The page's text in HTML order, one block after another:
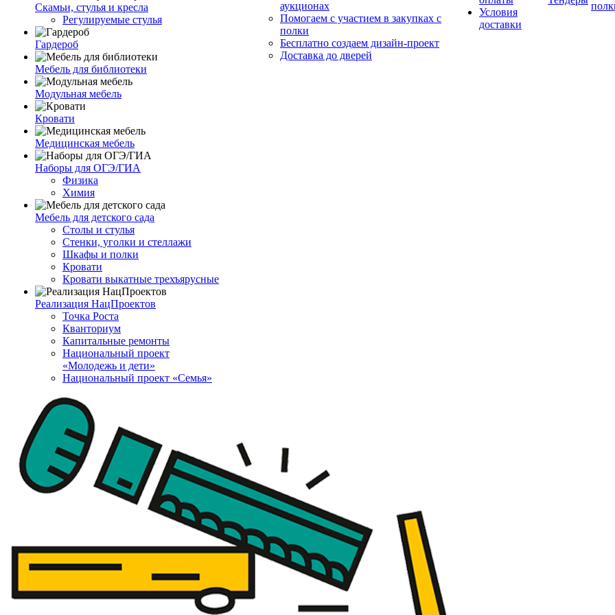
Скамьи, стулья и кресла
Регулируемые стулья
Гардероб
Мебель для библиотеки
Модульная мебель
Кровати
Медицинская мебель
Наборы для ОГЭ/ГИА
Физика
Химия
Мебель для детского сада
Столы и стулья
Стенки, уголки и стеллажи
Шкафы и полки
Кровати
Кровати выкатные трехъярусные
Реализация НацПроектов
Точка Роста
Кванториум
Капитальные ремонты
Национальный проект
«Молодежь и дети»
Национальный проект «Семья»
аукционах
Помогаем с участием в закупках с
полки
Бесплатно создаем дизайн-проект
Доставка до дверей
Условия
доставки